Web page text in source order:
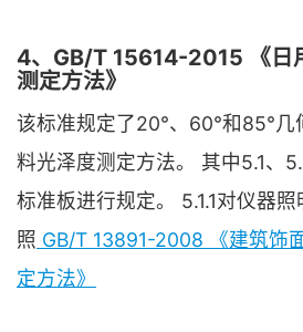
4、GB/T 15614-2015 《日
测定方法》
该标准规定了20°、60°和85°几
料光泽度测定方法。 其中5.1、
标准板进行规定。 5.1.1对仪器
照 GB/T 13891-2008 《建筑饰
定方法》